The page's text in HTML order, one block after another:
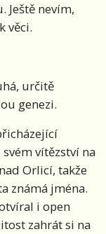
Ještě nevím,
věci.
určitě
genezi.
vítězství na
Orlicí, takže
známá jména.
i open
zahrát si na